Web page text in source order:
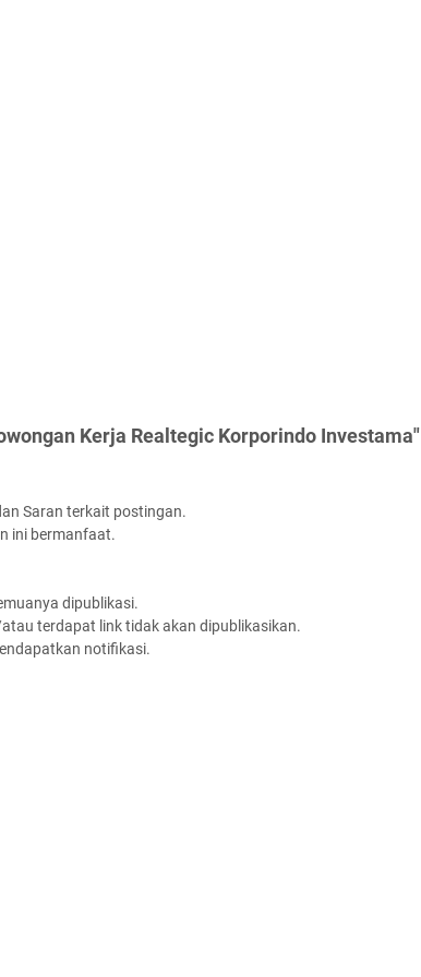
Kerja Realtegic Korporindo Investama"
Saran terkait postingan.
ini bermanfaat.
dipublikasi.
terdapat link tidak akan dipublikasikan.
notifikasi.